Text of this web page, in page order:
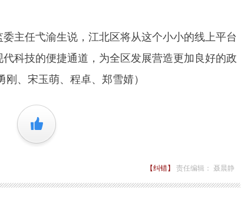
任弋渝生说，江北区将从这个小小的线上平台
科技的便捷通道，为全区发展营造更加良好的政
、宋玉萌、程卓、郑雪婧）
+1
【纠错】 责任编辑： 聂晨静